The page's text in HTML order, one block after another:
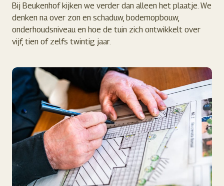
Bij Beukenhof kijken we verder dan alleen het plaatje. We
denken na over zon en schaduw, bodemopbouw,
onderhoudsniveau en hoe de tuin zich ontwikkelt over
vijf, tien of zelfs twintig jaar.